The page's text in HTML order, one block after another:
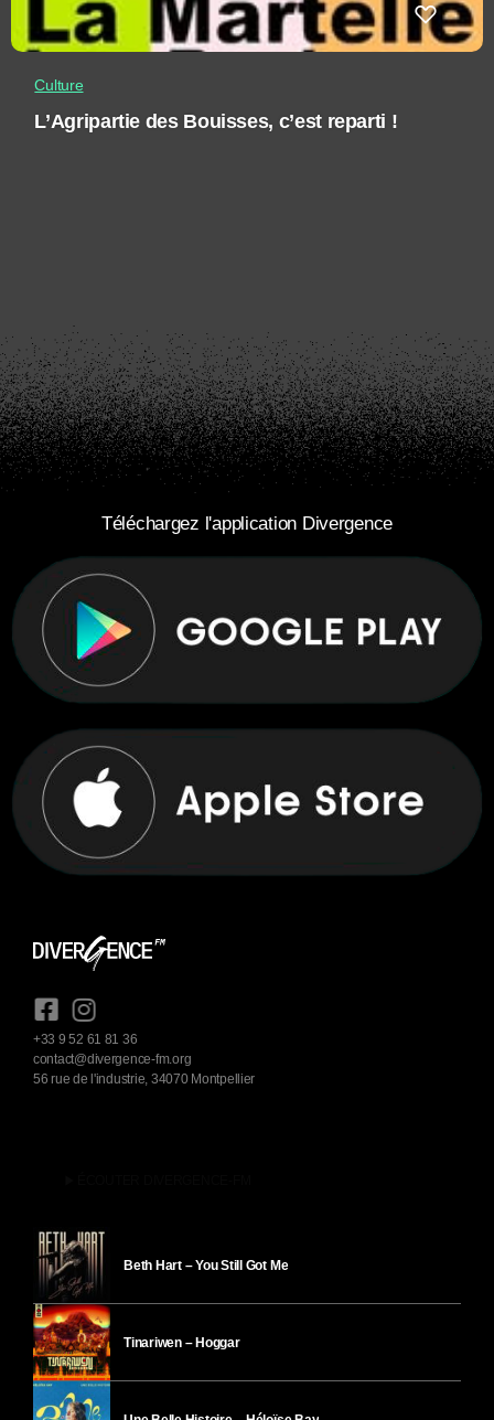
Culture
L’Agripartie des Bouisses, c’est reparti !
Téléchargez l'application Divergence
+33 9 52 61 81 36
contact@divergence-fm.org
56 rue de l'industrie, 34070 Montpellier
Beth Hart – You Still Got Me
Tinariwen – Hoggar